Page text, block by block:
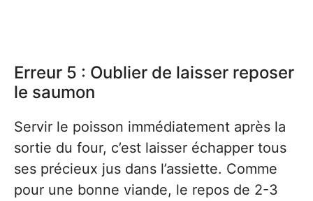
Erreur 5 : Oublier de laisser reposer
le saumon
Servir le poisson immédiatement après la
sortie du four, c’est laisser échapper tous
ses précieux jus dans l’assiette. Comme
pour une bonne viande, le repos de 2-3